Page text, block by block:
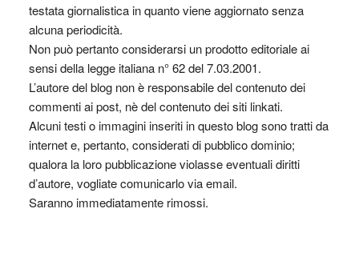
testata giornalistica in quanto viene aggiornato senza
alcuna periodicità.
Non può pertanto considerarsi un prodotto editoriale ai
sensi della legge italiana n° 62 del 7.03.2001.
L’autore del blog non è responsabile del contenuto dei
commenti ai post, nè del contenuto dei siti linkati.
Alcuni testi o immagini inseriti in questo blog sono tratti da
internet e, pertanto, considerati di pubblico dominio;
qualora la loro pubblicazione violasse eventuali diritti
d’autore, vogliate comunicarlo via email.
Saranno immediatamente rimossi.